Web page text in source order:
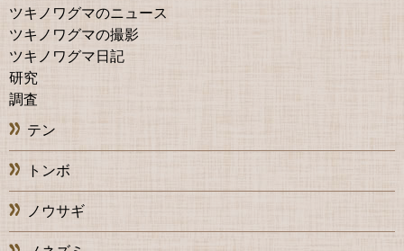
ツキノワグマのニュース
ツキノワグマの撮影
ツキノワグマ日記
研究
調査
テン
トンボ
ノウサギ